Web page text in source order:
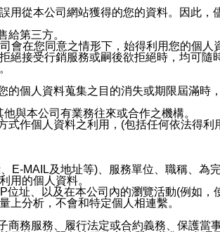
從本公司網站獲得的您的資料。因此
給第三方。
在您同意之情形下，始得利用您的個
絕接受行銷服務或嗣後欲拒絕時，均可
個人資料蒐集之目的消失或期限屆滿時
與本公司有業務往來或合作之機構。
作個人資料之利用，(包括任何依法得
E-MAIL及地址等)、服務單位、職稱、
用的個人資料。
址、以及在本公司內的瀏覽活動(例如
上分析，不會和特定個人相連繫。
務服務、履行法定或合約義務、保護